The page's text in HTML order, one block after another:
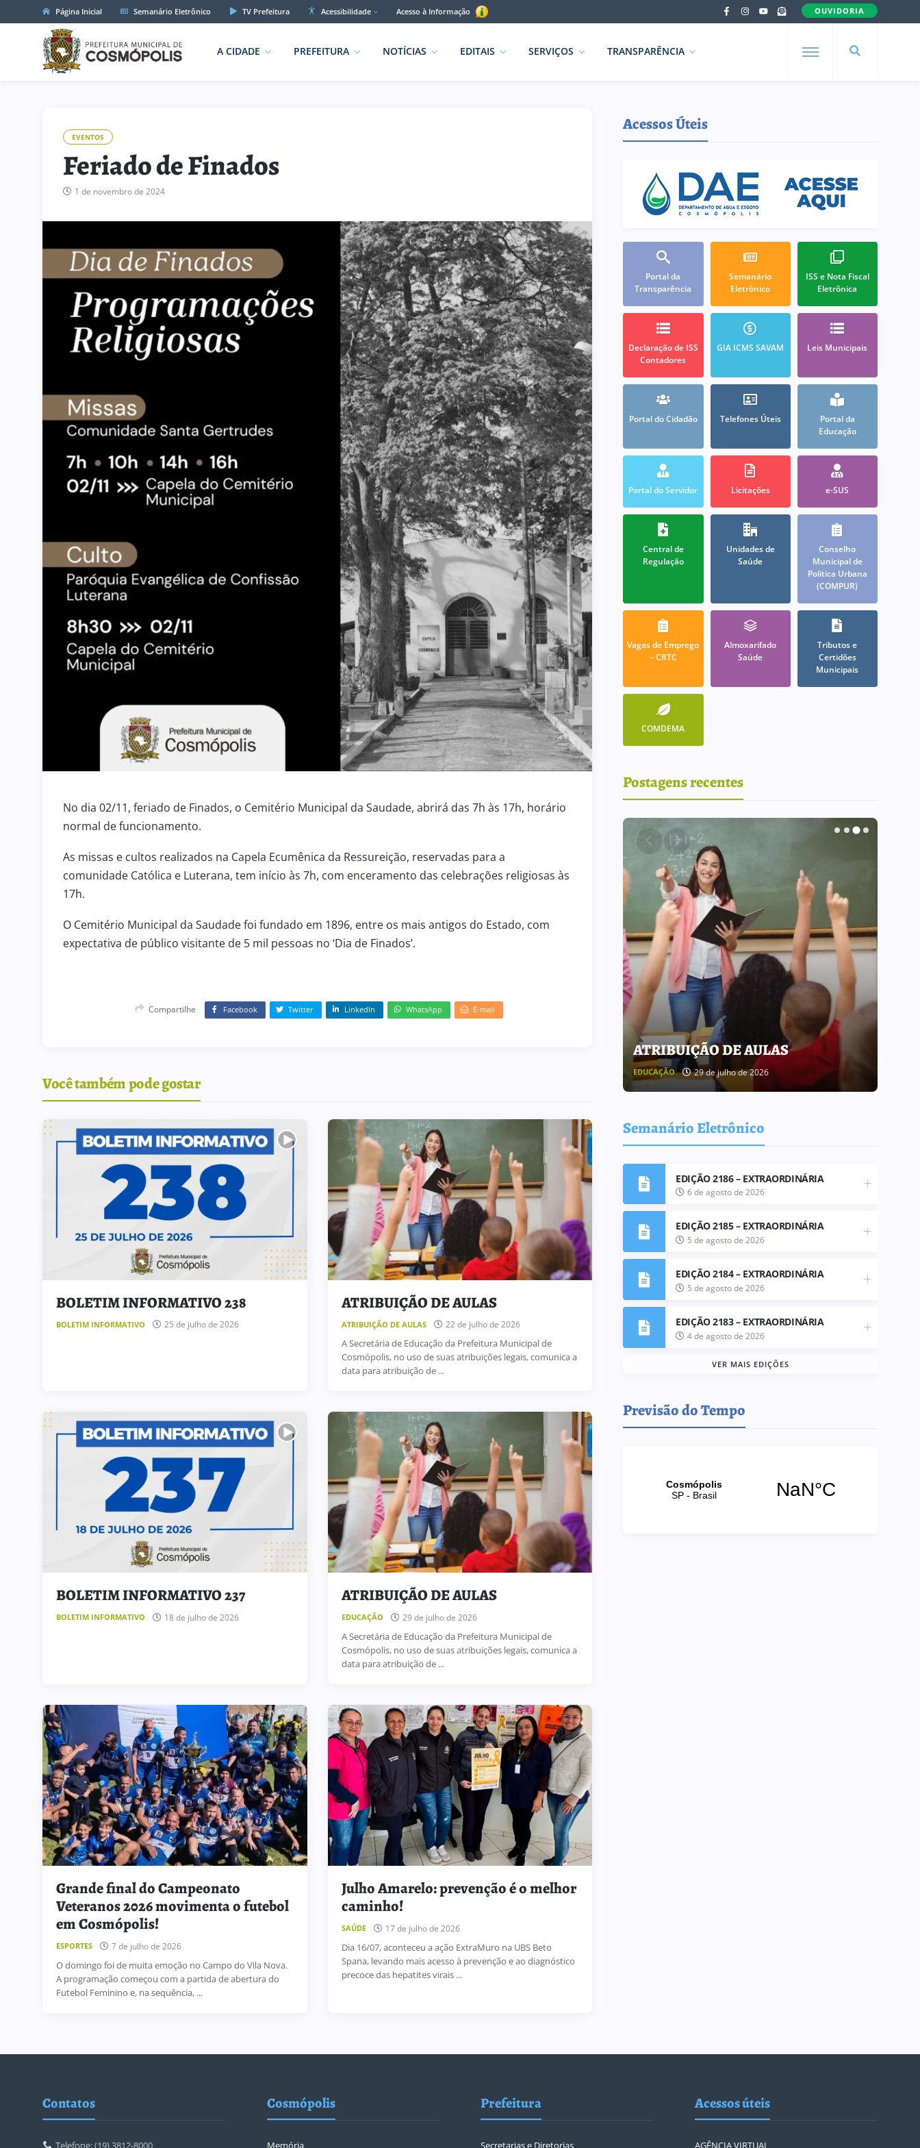
Página Inicial Semanário Eletrônico TV Prefeitura Acessibilidade Acesso à Informação OUVIDORIA
A CIDADE PREFEITURA NOTÍCIAS EDITAIS SERVIÇOS TRANSPARÊNCIA
EVENTOS
Feriado de Finados
1 de novembro de 2024
No dia 02/11, feriado de Finados, o Cemitério Municipal da Saudade, abrirá das 7h às 17h, horário
normal de funcionamento.
As missas e cultos realizados na Capela Ecumênica da Ressureição, reservadas para a
comunidade Católica e Luterana, tem início às 7h, com enceramento das celebrações religiosas às
17h.
O Cemitério Municipal da Saudade foi fundado em 1896, entre os mais antigos do Estado, com
expectativa de público visitante de 5 mil pessoas no ‘Dia de Finados’.
Compartilhe Facebook Twitter LinkedIn WhatsApp E-mail
Você também pode gostar
BOLETIM INFORMATIVO 238
BOLETIM INFORMATIVO 25 de julho de 2026
ATRIBUIÇÃO DE AULAS
ATRIBUIÇÃO DE AULAS 22 de julho de 2026
A Secretária de Educação da Prefeitura Municipal de
Cosmópolis, no uso de suas atribuições legais, comunica a
data para atribuição de ...
BOLETIM INFORMATIVO 237
BOLETIM INFORMATIVO 18 de julho de 2026
ATRIBUIÇÃO DE AULAS
EDUCAÇÃO 29 de julho de 2026
A Secretária de Educação da Prefeitura Municipal de
Cosmópolis, no uso de suas atribuições legais, comunica a
data para atribuição de ...
Grande final do Campeonato
Veteranos 2026 movimenta o futebol
em Cosmópolis!
ESPORTES 7 de julho de 2026
O domingo foi de muita emoção no Campo do Vila Nova.
A programação começou com a partida de abertura do
Futebol Feminino e, na sequência, ...
Julho Amarelo: prevenção é o melhor
caminho!
SAÚDE 17 de julho de 2026
Dia 16/07, aconteceu a ação ExtraMuro na UBS Beto
Spana, levando mais acesso à prevenção e ao diagnóstico
precoce das hepatites virais ...
Acessos Úteis
Portal da
Transparência
Semanário
Eletrônico
ISS e Nota Fiscal
Eletrônica
Declaração de ISS
Contadores
GIA ICMS SAVAM Leis Municipais
Portal do Cidadão Telefones Úteis
Portal da
Educação
Portal do Servidor Licitações e-SUS
Central de
Regulação
Unidades de
Saúde
Conselho
Municipal de
Política Urbana
(COMPUR)
Vagas de Emprego
– CRTC
Almoxarifado
Saúde
Tributos e
Certidões
Municipais
COMDEMA
Postagens recentes
ATRIBUIÇÃO DE AULAS
EDUCAÇÃO 29 de julho de 2026
Semanário Eletrônico
EDIÇÃO 2186 – EXTRAORDINÁRIA
6 de agosto de 2026
EDIÇÃO 2185 – EXTRAORDINÁRIA
5 de agosto de 2026
EDIÇÃO 2184 – EXTRAORDINÁRIA
5 de agosto de 2026
EDIÇÃO 2183 – EXTRAORDINÁRIA
4 de agosto de 2026
VER MAIS EDIÇÕES
Previsão do Tempo
Contatos
Telefone: (19) 3812-8000
Cosmópolis
Memória
Prefeitura
Secretarias e Diretorias
Acessos úteis
AGÊNCIA VIRTUAL